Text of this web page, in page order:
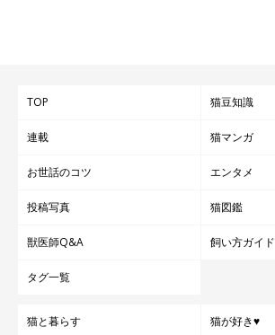
TOP 猫豆知識
連載 猫マンガ
お世話のコツ エンタメ
投稿写真 猫図鑑
獣医師Q&A 飼い方ガイド
タグ一覧
猫と暮らす 猫が好き♥